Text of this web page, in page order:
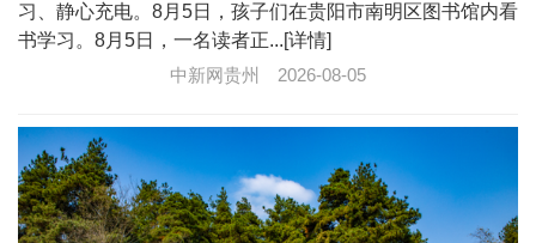
习、静心充电。8月5日，孩子们在贵阳市南明区图书馆内看
书学习。8月5日，一名读者正...[详情]
中新网贵州
2026-08-05